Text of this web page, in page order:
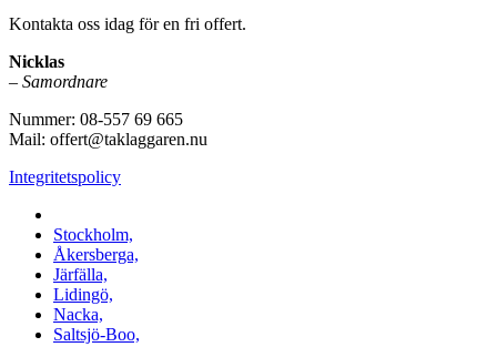
Kontakta oss idag för en fri offert.
Nicklas
– Samordnare
Nummer: 08-557 69 665
Mail: offert@taklaggaren.nu
Integritetspolicy
Stockholm,
Åkersberga,
Järfälla,
Lidingö,
Nacka,
Saltsjö-Boo,